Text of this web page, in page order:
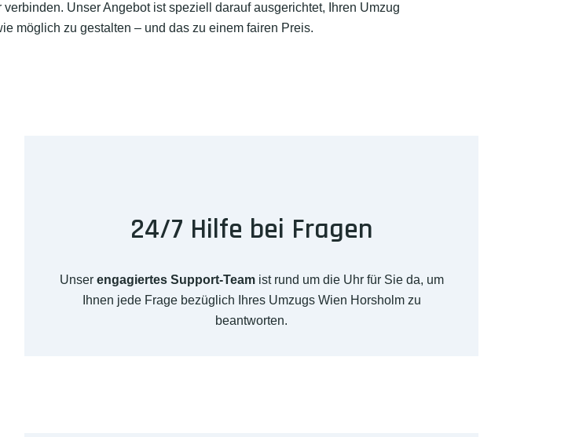
Unser Angebot ist speziell darauf ausgerichtet, Ihren Umzug
möglich zu gestalten – und das zu einem fairen Preis.
24/7 Hilfe bei Fragen
Unser engagiertes Support-Teamist rund um die Uhr für Sie da, um
Ihnen jede Frage bezüglich Ihres Umzugs Wien Horsholm zu
beantworten.